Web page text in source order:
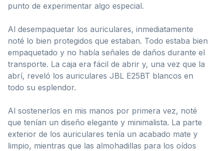
punto de experimentar algo especial.
Al desempaquetar los auriculares, inmediatamente
noté lo bien protegidos que estaban. Todo estaba bien
empaquetado y no había señales de daños durante el
transporte. La caja era fácil de abrir y, una vez que la
abrí, reveló los auriculares JBL E25BT blancos en
todo su esplendor.
Al sostenerlos en mis manos por primera vez, noté
que tenían un diseño elegante y minimalista. La parte
exterior de los auriculares tenía un acabado mate y
limpio, mientras que las almohadillas para los oídos